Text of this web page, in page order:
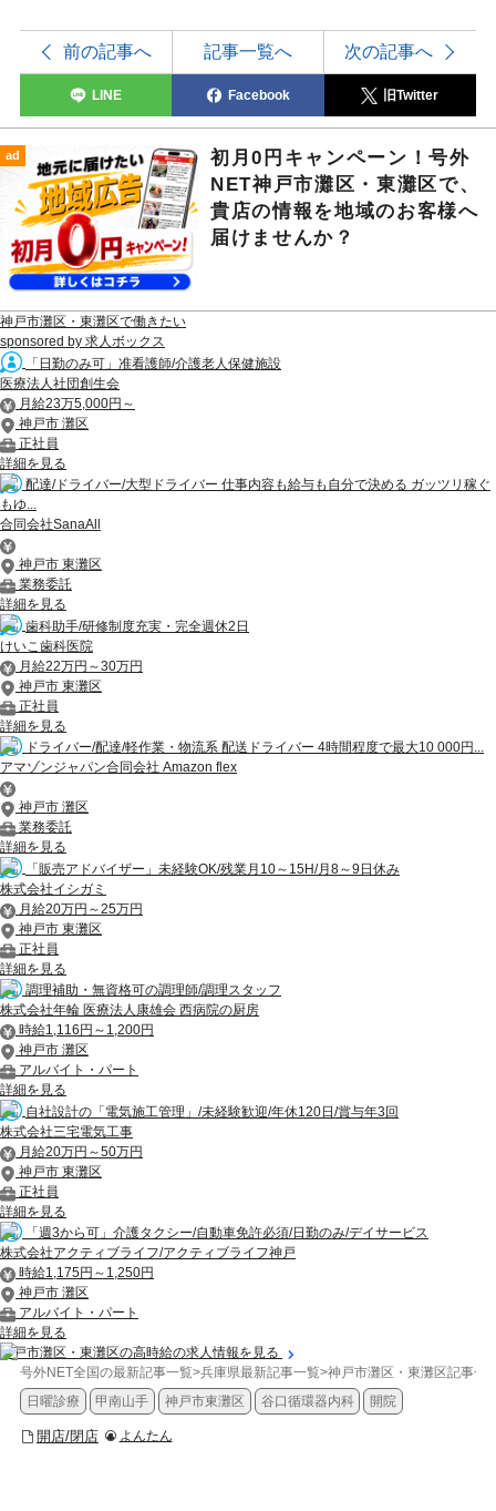
前の記事へ 記事一覧へ 次の記事へ
LINE Facebook 旧Twitter
ad
初月0円キャンペーン！号外
NET神戸市灘区・東灘区で、
貴店の情報を地域のお客様へ
届けませんか？
神戸市灘区・東灘区で働きたい
sponsored by 求人ボックス
「日勤のみ可」准看護師/介護老人保健施設
医療法人社団創生会
月給23万5,000円～
神戸市 灘区
正社員
詳細を見る
配達/ドライバー/大型ドライバー 仕事内容も給与も自分で決める ガッツリ稼ぐ
もゆ...
合同会社SanaAll
神戸市 東灘区
業務委託
詳細を見る
歯科助手/研修制度充実・完全週休2日
けいこ歯科医院
月給22万円～30万円
神戸市 東灘区
正社員
詳細を見る
ドライバー/配達/軽作業・物流系 配送ドライバー 4時間程度で最大10 000円...
アマゾンジャパン合同会社 Amazon flex
神戸市 灘区
業務委託
詳細を見る
「販売アドバイザー」未経験OK/残業月10～15H/月8～9日休み
株式会社イシガミ
月給20万円～25万円
神戸市 東灘区
正社員
詳細を見る
調理補助・無資格可の調理師/調理スタッフ
株式会社年輪 医療法人康雄会 西病院の厨房
時給1,116円～1,200円
神戸市 灘区
アルバイト・パート
詳細を見る
自社設計の「電気施工管理」/未経験歓迎/年休120日/賞与年3回
株式会社三宅電気工事
月給20万円～50万円
神戸市 東灘区
正社員
詳細を見る
「週3から可」介護タクシー/自動車免許必須/日勤のみ/デイサービス
株式会社アクティブライフ/アクティブライフ神戸
時給1,175円～1,250円
神戸市 灘区
アルバイト・パート
詳細を見る
神戸市灘区・東灘区の高時給の求人情報を見る
号外NET全国の最新記事一覧>兵庫県最新記事一覧>神戸市灘区・東灘区記事一
日曜診療
甲南山手 神戸市東灘区 谷口循環器内科 開院
開店/閉店 よんたん